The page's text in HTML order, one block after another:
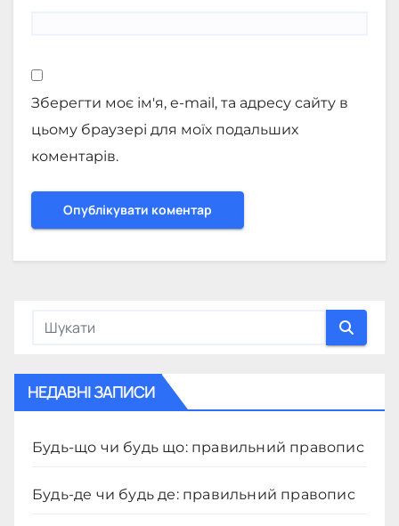
Зберегти моє ім'я, e-mail, та адресу сайту в
цьому браузері для моїх подальших
коментарів.
НЕДАВНІ ЗАПИСИ
Будь-що чи будь що: правильний правопис
Будь-де чи будь де: правильний правопис